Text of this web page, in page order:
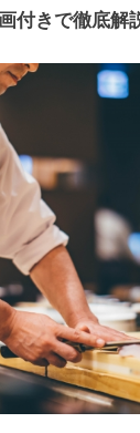
付きで徹底解